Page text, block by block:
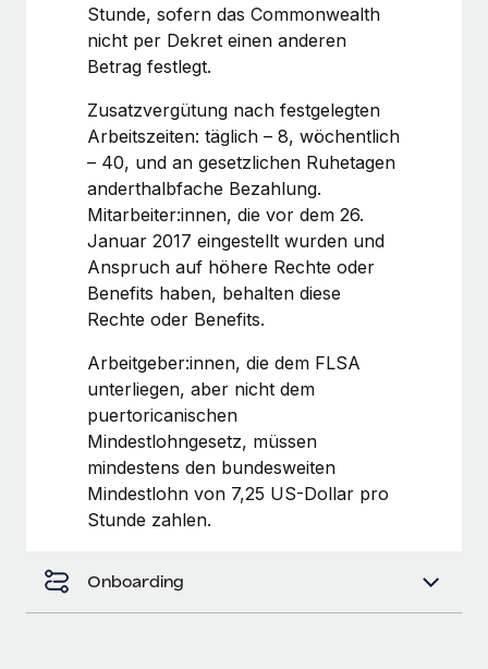
Wie Phiture 55 Mitarbeiter:innen in 19 Ländern
mit Remote verwaltet
Wachstumsberatung für mobile Apps. Das...
Mehr erfahren
Stunde, sofern das Commonwealth
nicht per Dekret einen anderen
Betrag festlegt.
Zusatzvergütung nach festgelegten
Arbeitszeiten: täglich – 8, wöchentlich
– 40, und an gesetzlichen Ruhetagen
anderthalbfache Bezahlung.
Mitarbeiter:innen, die vor dem 26.
Januar 2017 eingestellt wurden und
Anspruch auf höhere Rechte oder
Benefits haben, behalten diese
Rechte oder Benefits.
Arbeitgeber:innen, die dem FLSA
unterliegen, aber nicht dem
puertoricanischen
Mindestlohngesetz, müssen
mindestens den bundesweiten
Mindestlohn von 7,25 US-Dollar pro
Stunde zahlen.
Onboarding